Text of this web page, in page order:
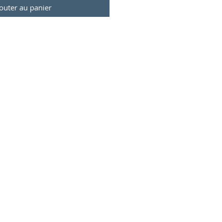
au panier